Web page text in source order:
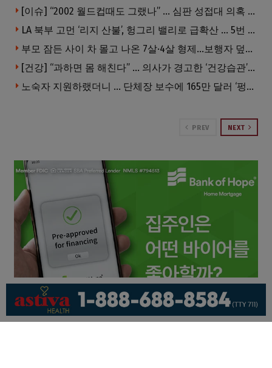
[이슈] “2002 월드컵때도 그랬나” … 심판 성접대 의혹 해외로 일파만파, 4강 신화까지 불똥
LA 북부 고먼 ‘리지 산불’, 헝그리 밸리로 급확산 … 5번 Fwy 양방향 전면 폐쇄
부모 잠든 사이 차 몰고 나온 7살·4살 형제…보행자 덮쳐 중태
[건강] “과하면 몸 해친다” … 의사가 경고한 ‘건강습관’ 5가지
노숙자 지원하랬더니 … 단체장 보수에 165만 달러 ‘펑펑’
PREV NEXT